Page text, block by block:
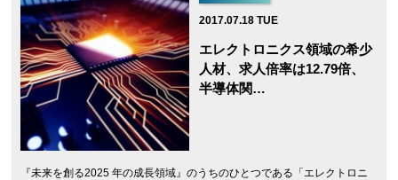
2017.07.18 TUE
エレクトロニクス領域の希少
人材、求人倍率は12.79倍、
半導体関…
『未来を創る2025 年の成長領域』のうちのひとつである「エレクトロニ